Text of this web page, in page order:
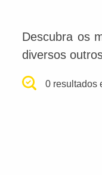
Descubra os
diversos
0 resultados